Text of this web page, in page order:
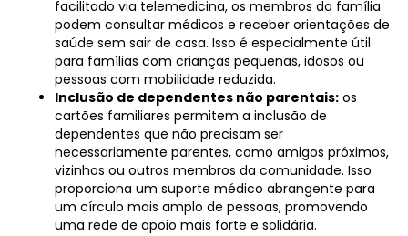
facilitado via telemedicina, os membros da família
podem consultar médicos e receber orientações de
saúde sem sair de casa. Isso é especialmente útil
para famílias com crianças pequenas, idosos ou
pessoas com mobilidade reduzida.
Inclusão de dependentes não parentais: os
cartões familiares permitem a inclusão de
dependentes que não precisam ser
necessariamente parentes, como amigos próximos,
vizinhos ou outros membros da comunidade. Isso
proporciona um suporte médico abrangente para
um círculo mais amplo de pessoas, promovendo
uma rede de apoio mais forte e solidária.